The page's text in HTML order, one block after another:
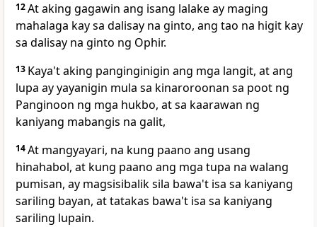
12At aking gagawin ang isang lalake ay maging
mahalaga kay sa dalisay na ginto, ang tao na higit kay
sa dalisay na ginto ng Ophir.
13 Kaya't aking panginginigin ang mga langit, at ang
lupa ay yayanigin mula sa kinaroroonan sa poot ng
Panginoon ng mga hukbo, at sa kaarawan ng
kaniyang mabangis na galit,
14At mangyayari, na kung paano ang usang
hinahabol, at kung paano ang mga tupa na walang
pumisan, ay magsisibalik sila bawa't isa sa kaniyang
sariling bayan, at tatakas bawa't isa sa kaniyang
sariling lupain.